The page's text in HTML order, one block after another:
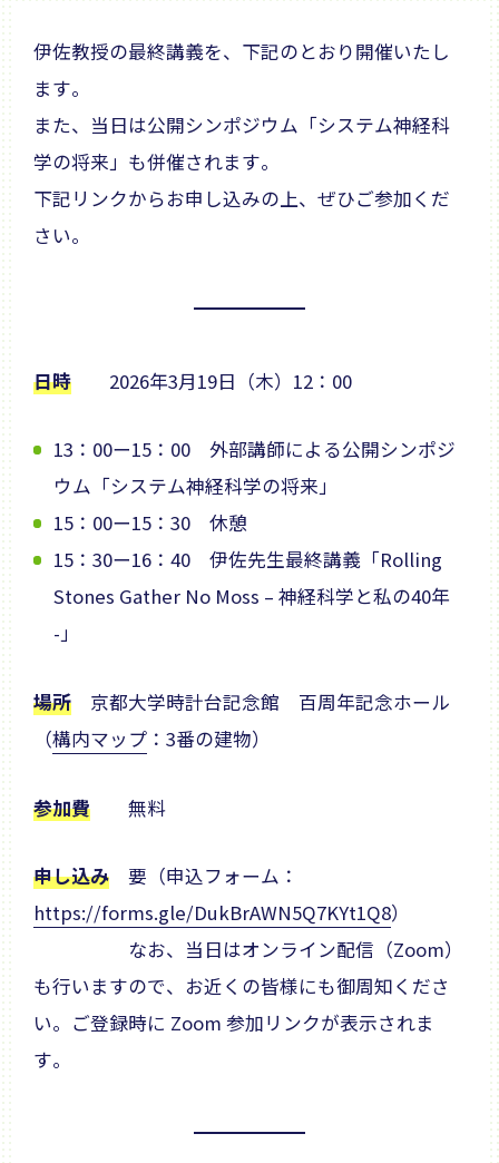
伊佐教授の最終講義を、下記のとおり開催いたし
ます。
また、当日は公開シンポジウム「システム神経科
学の将来」も併催されます。
下記リンクからお申し込みの上、ぜひご参加くだ
さい。
日時2026年3月19日（木）12：00
13：00ー15：00 外部講師による公開シンポジ
ウム「システム神経科学の将来」
15：00ー15：30 休憩
15：30ー16：40 伊佐先生最終講義「Rolling
Stones Gather No Moss – 神経科学と私の40年
-」
場所京都大学時計台記念館 百周年記念ホール
（構内マップ：3番の建物）
参加費無料
申し込み要（申込フォーム：
https://forms.gle/DukBrAWN5Q7KYt1Q8）
なお、当日はオンライン配信（Zoom）
も行いますので、お近くの皆様にも御周知くださ
い。ご登録時に Zoom 参加リンクが表示されま
す。